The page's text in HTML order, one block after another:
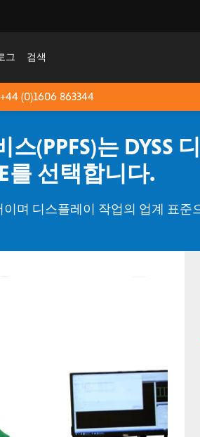
그 검색
+44 (0)1606 863344
(PPFS)는 DYSS
를 선택합니다.
이며 디스플레이 작업의 업계 표준